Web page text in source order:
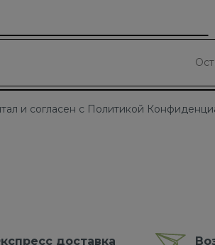
и согласен с Политикой
доставка